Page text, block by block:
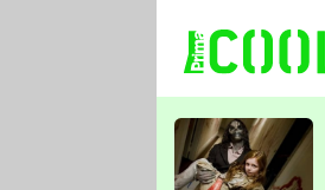
TŘESKU
FUTURAMA